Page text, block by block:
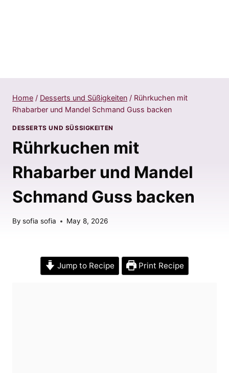
Home / Desserts und Süßigkeiten / Rührkuchen mit
Rhabarber und Mandel Schmand Guss backen
DESSERTS UND SÜSSIGKEITEN
Rührkuchen mit
Rhabarber und Mandel
Schmand Guss backen
By sofia sofia May 8, 2026
Jump to Recipe Print Recipe